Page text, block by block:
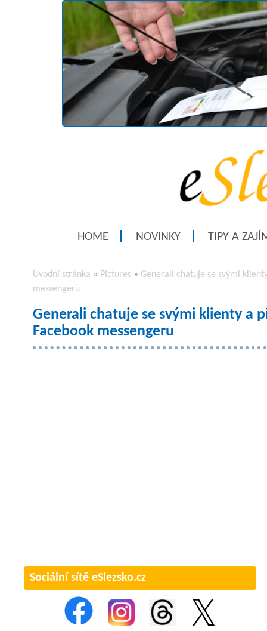
HOME NOVINKY TIPY A
Úvodní stránka » Pictures » Generali chatuje se svými
messengeru
Generali chatuje se svými klienty a
Facebook messengeru
Sociální sítě eSlezsko.cz